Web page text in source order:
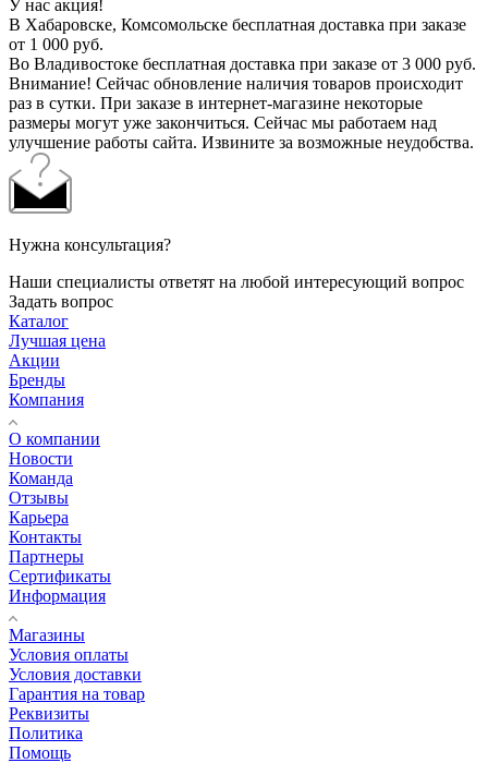
У нас акция!
В Хабаровске, Комсомольске бесплатная доставка при заказе
от 1 000 руб.
Во Владивостоке бесплатная доставка при заказе от 3 000 руб.
Внимание! Сейчас обновление наличия товаров происходит
раз в сутки. При заказе в интернет-магазине некоторые
размеры могут уже закончиться. Сейчас мы работаем над
улучшение работы сайта. Извините за возможные неудобства.
Нужна консультация?
Наши специалисты ответят на любой интересующий вопрос
Задать вопрос
Каталог
Лучшая цена
Акции
Бренды
Компания
О компании
Новости
Команда
Отзывы
Карьера
Контакты
Партнеры
Сертификаты
Информация
Магазины
Условия оплаты
Условия доставки
Гарантия на товар
Реквизиты
Политика
Помощь